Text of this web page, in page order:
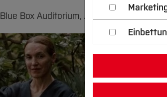
Blue Box Auditorium, Am